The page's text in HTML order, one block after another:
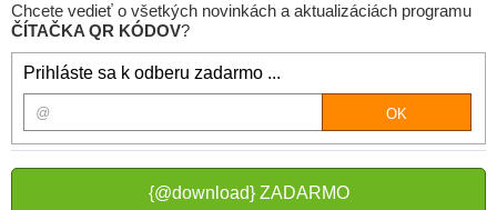
Chcete vedieť o všetkých novinkách a aktualizáciách programu
ČÍTAČKA QR KÓDOV?
Prihláste sa k odberu zadarmo ...
{@download} ZADARMO